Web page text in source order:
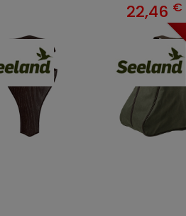
22,46 €
lieu de